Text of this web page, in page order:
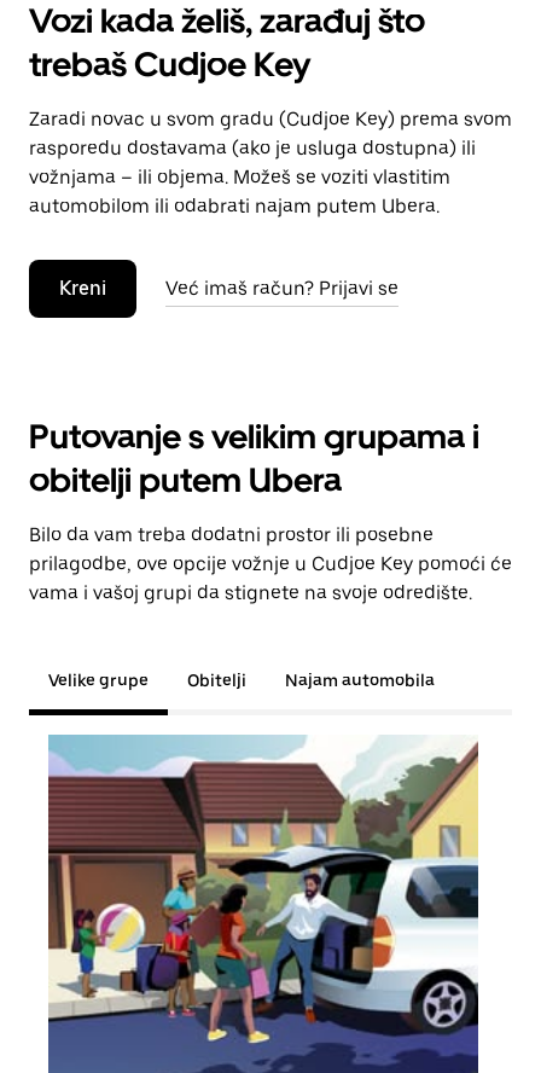
Vozi kada želiš, zarađuj što
trebaš Cudjoe Key
Zaradi novac u svom gradu (Cudjoe Key) prema svom
rasporedu dostavama (ako je usluga dostupna) ili
vožnjama – ili objema. Možeš se voziti vlastitim
automobilom ili odabrati najam putem Ubera.
Kreni Već imaš račun? Prijavi se
Putovanje s velikim grupama i
obitelji putem Ubera
Bilo da vam treba dodatni prostor ili posebne
prilagodbe, ove opcije vožnje u Cudjoe Key pomoći će
vama i vašoj grupi da stignete na svoje odredište.
Velike grupe Obitelji Najam automobila